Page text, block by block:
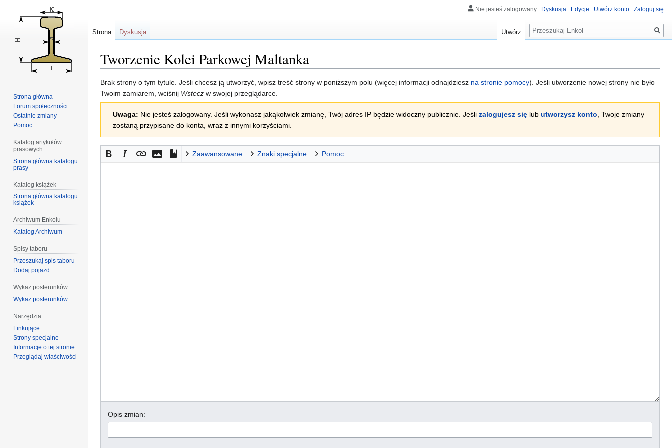
Tworzenie Kolei Parkowej Maltanka
Przejdź
do
nawigacji
Przejdź
do
wyszukiwania
Brak strony o tym tytule. Jeśli chcesz ją utworzyć, wpisz treść strony w poniższym polu (więcej informacji odnajdziesz na stronie pomocy). Jeśli utworzenie nowej strony nie było
Twoim zamiarem, wciśnij Wstecz w swojej przeglądarce.
Uwaga: Nie jesteś zalogowany. Jeśli wykonasz jakąkolwiek zmianę, Twój adres IP będzie widoczny publicznie. Jeśli zalogujesz się lub utworzysz konto, Twoje zmiany
zostaną przypisane do konta, wraz z innymi korzyściami.
Zaawansowane Znaki specjalne Pomoc
Opis zmian:
Nie jesteś zalogowany Dyskusja Edycje Utwórz konto Zaloguj się
Strona Dyskusja Utwórz
Szukaj
Strona główna
Forum społeczności
Ostatnie zmiany
Pomoc
Katalog artykułów
prasowych
Strona główna katalogu
prasy
Katalog książek
Strona główna katalogu
książek
Archiwum Enkolu
Katalog Archiwum
Spisy taboru
Przeszukaj spis taboru
Dodaj pojazd
Wykaz posterunków
Wykaz posterunków
Narzędzia
Linkujące
Strony specjalne
Informacje o tej stronie
Przeglądaj właściwości